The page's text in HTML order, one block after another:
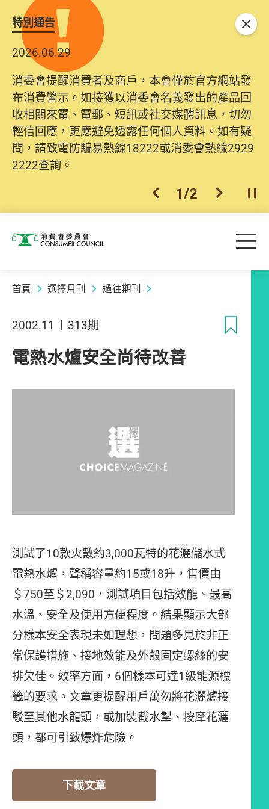
特別通告
2026.06.29
消委會提醒消費者及商戶，本會僅於官方網站發
布消費警示。如接獲以消委會名義發出的產品回
收相關來電、電郵、短訊或社交媒體訊息，切勿
輕信回應，更應避免透露任何個人資料。如有疑
問，請致電防騙易熱線18222或消委會熱線2929
2222查詢。
上一個
1/2 下一個開
關閉
消費者委員會 目
首頁 選擇月刊 過往期刊
2002.11 313期
電熱水爐安全尚待改善
測試了10款火數約3,000瓦特的花灑儲水式
電熱水爐，聲稱容量約15或18升，售價由
＄750至＄2,090，測試項目包括效能、最高
水溫、安全及使用方便程度。結果顯示大部
分樣本安全表現未如理想，問題多見於非正
常保護措施、接地效能及外殼固定螺絲的安
排欠佳。效率方面，6個樣本可達1級能源標
籤的要求。文章更提醒用戶萬勿將花灑爐接
駁至其他水龍頭，或加裝截水掣、按摩花灑
頭，都可引致爆炸危險。
下載文章